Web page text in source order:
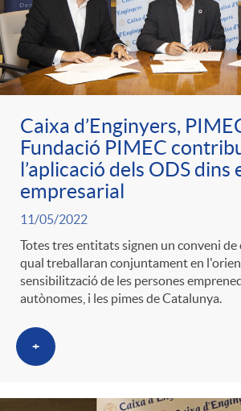
Caixa d’Enginyers,
Fundació PIMEC
l’aplicació dels ODS dins
empresarial
11/05/2022
Totes tres entitats signen un conveni de
qual treballaran conjuntament en
sensibilització de les persones
autònomes, i les pimes de Catalunya.
+